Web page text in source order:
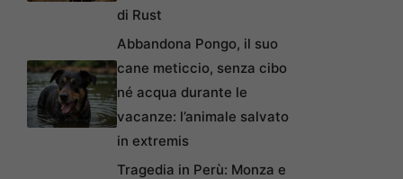
di Rust
Abbandona Pongo, il suo
cane meticcio, senza cibo
né acqua durante le
vacanze: l’animale salvato
in extremis
Tragedia in Perù: Monza e